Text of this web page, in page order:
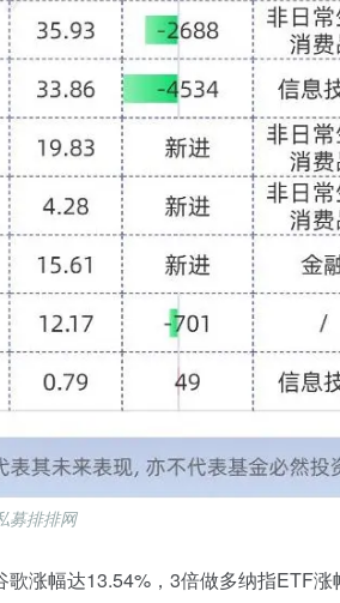
募排排网
歌涨幅达13.54% ， 3倍做多纳指ETF涨